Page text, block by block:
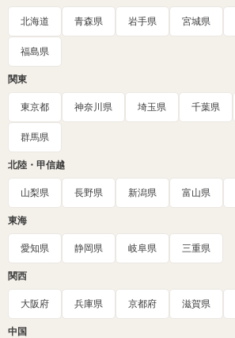
北海道 青森県 岩手県 宮城県
福島県
関東
東京都 神奈川県 埼玉県 千葉県
群馬県
北陸・甲信越
山梨県 長野県 新潟県 富山県
東海
愛知県 静岡県 岐阜県 三重県
関西
大阪府 兵庫県 京都府 滋賀県
中国